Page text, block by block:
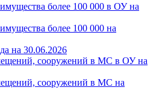
более 100 000 в ОУ на
более 100 000 на
на 30.06.2026
сооружений в МС в ОУна
сооружений в МС на